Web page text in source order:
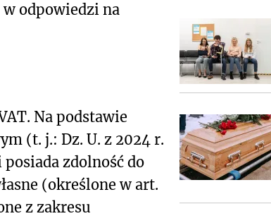
odpowiedzi na
Na podstawie
(t. j.: Dz. U. z 2024 r.
zdolność do
(określone w art.
z zakresu